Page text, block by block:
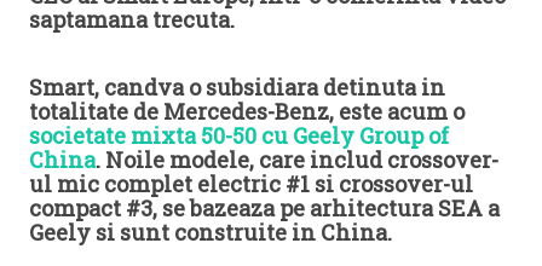
saptamana trecuta.
Smart, candva o subsidiara detinuta in
totalitate de Mercedes-Benz, este acum o
societate mixta 50-50 cu Geely Group of
China. Noile modele, care includ crossover-
ul mic complet electric #1 si crossover-ul
compact #3, se bazeaza pe arhitectura SEA a
Geely si sunt construite in China.